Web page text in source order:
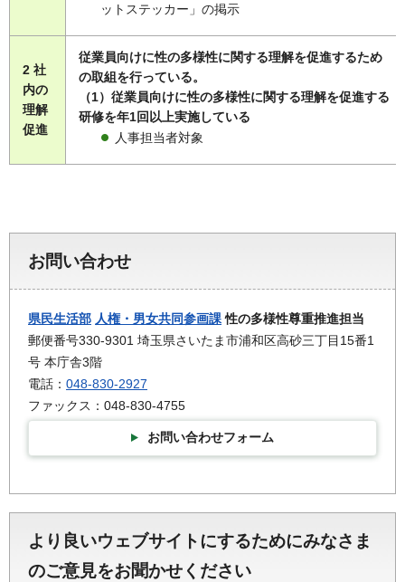
ットステッカー」の掲示
2 社
内の
理解
促進
従業員向けに性の多様性に関する理解を促進するため
の取組を行っている。
（1）従業員向けに性の多様性に関する理解を促進する
研修を年1回以上実施している
人事担当者対象
お問い合わせ
県民生活部 人権・男女共同参画課性の多様性尊重推進担当
郵便番号330-9301 埼玉県さいたま市浦和区高砂三丁目15番1
号 本庁舎3階
電話： 048-830-2927
ファックス：048-830-4755
お問い合わせフォーム
より良いウェブサイトにするためにみなさま
のご意見をお聞かせください